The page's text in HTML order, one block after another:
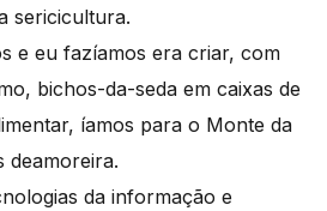
sericicultura.
e eu fazíamos era criar, com
bichos-da-seda em caixas de
íamos para o Monte da
deamoreira.
da informação e